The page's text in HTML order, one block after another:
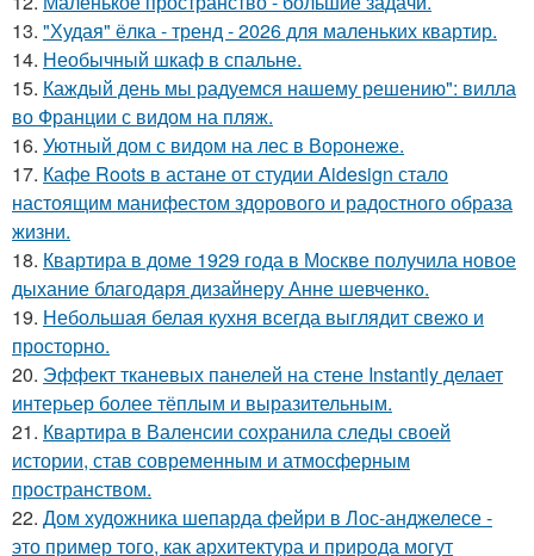
13. "Худая" ёлка - тренд - 2026 для маленьких квартир.
14. Необычный шкаф в спальне.
15. Каждый день мы радуемся нашему решению": вилла
во Франции с видом на пляж.
16. Уютный дом с видом на лес в Воронеже.
17. Кафе Roots в астане от студии Aidesign стало
настоящим манифестом здорового и радостного образа
жизни.
18. Квартира в доме 1929 года в Москве получила новое
дыхание благодаря дизайнеру Анне шевченко.
19. Небольшая белая кухня всегда выглядит свежо и
просторно.
20. Эффект тканевых панелей на стене Instantly делает
интерьер более тёплым и выразительным.
21. Квартира в Валенсии сохранила следы своей
истории, став современным и атмосферным
пространством.
22. Дом художника шепарда фейри в Лос-анджелесе -
это пример того, как архитектура и природа могут